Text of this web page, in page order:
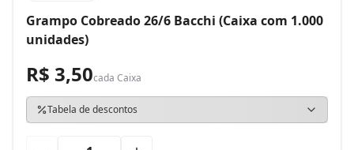
Grampo Cobreado 26/6 Bacchi (Caixa com 1.000
unidades)
R$ 3,50cada Caixa
Tabela de descontos